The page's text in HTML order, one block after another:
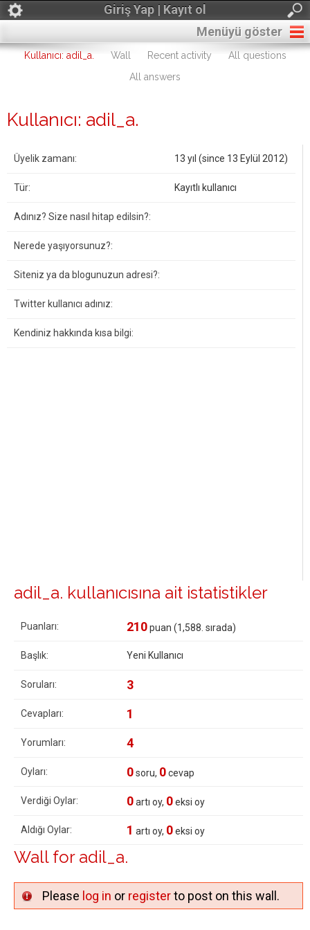
Giriş Yap | Kayıt ol
Menüyü göster
Kullanıcı: adil_a. Wall Recent activity
All questions
All answers
Kullanıcı: adil_a.
Üyelik zamanı: 13 yıl (since 13 Eylül 2012)
Tür: Kayıtlı kullanıcı
Adınız? Size nasıl hitap edilsin?:
Nerede yaşıyorsunuz?:
Siteniz ya da blogunuzun adresi?:
Twitter kullanıcı adınız:
Kendiniz hakkında kısa bilgi:
adil_a. kullanıcısına ait istatistikler
Puanları: 210puan (1,588 . sırada)
Başlık: Yeni Kullanıcı
Soruları: 3
Cevapları: 1
Yorumları: 4
Oyları: 0soru, 0cevap
Verdiği Oylar: 0artı oy, 0eksi oy
Aldığı Oylar: 1 artı oy, 0eksi oy
Wall for adil_a.
Please log in or registerto post on this wall.